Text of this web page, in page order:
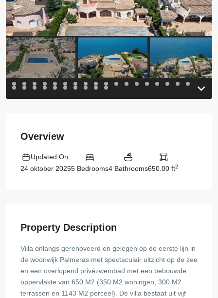
Previous
Overview
Updated On:
24 oktober 20255 Bedrooms4 Bathrooms650.00 ft2
Property Description
Villa onlangs gerenoveerd en gelegen op de eerste lijn in
de woonwijk Palmeras met spectaculair uitzicht op de zee
en een overlopend privézwembad met een bebouwde
oppervlakte van 650 M2 (350 M2 woningen, 300 M2
terrassen en 1143 M2 perceel). De villa bestaat uit vijf